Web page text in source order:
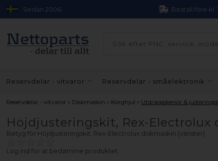
Sedan 2006 Beställ före kl.
Reservdelar - vitvaror Reservdelar - småelektronik
Reservdelar - vitvaror » Diskmaskin » Korghjul » Utdragsskenor &
Höjdjusteringskit, Rex-Electrolux
Betyg för Höjdjusteringskit, Rex-Electrolux diskmaskin (vänster)
Log ind for at bedømme produktet